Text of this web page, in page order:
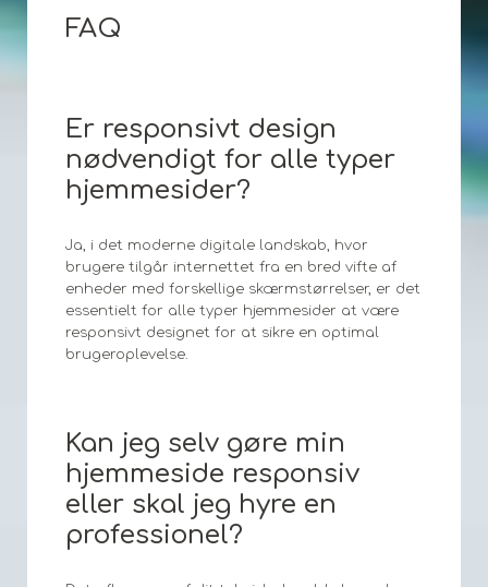
FAQ
Er responsivt design
nødvendigt for alle typer
hjemmesider?
Ja, i det moderne digitale landskab, hvor
brugere tilgår internettet fra en bred vifte af
enheder med forskellige skærmstørrelser, er det
essentielt for alle typer hjemmesider at være
responsivt designet for at sikre en optimal
brugeroplevelse.
Kan jeg selv gøre min
hjemmeside responsiv
eller skal jeg hyre en
professionel?